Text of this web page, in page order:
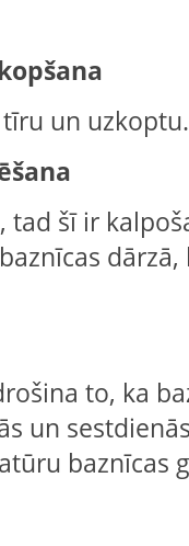
un uzkoptu.
tad šī ir
to, ka
un
baznīcas